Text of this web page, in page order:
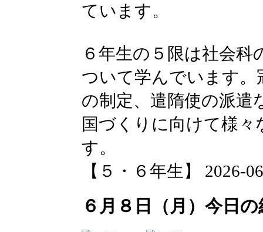
ています。
６年生の５限は社会
ついて学んでいます。
の制定、遣隋使の派遣
国づくりに向けて様
す。
【５・６年生】 2026-
６月８日（月）今日